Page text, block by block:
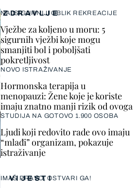
VIJESTI
IMAŠ PRAVO, OSTVARI GA!
ZDRAVLJE
NAJSIGURNIJI OBLIK REKREACIJE
Vježbe za koljeno u moru: 5
sigurnih vježbi koje mogu
smanjiti bol i poboljšati
pokretljivost
NOVO ISTRAŽIVANJE
Hormonska terapija u
menopauzi: Žene koje je koriste
imaju znatno manji rizik od ovoga
STUDIJA NA GOTOVO 1.900 OSOBA
Ljudi koji redovito rade ovo imaju
“mlađi” organizam, pokazuje
istraživanje